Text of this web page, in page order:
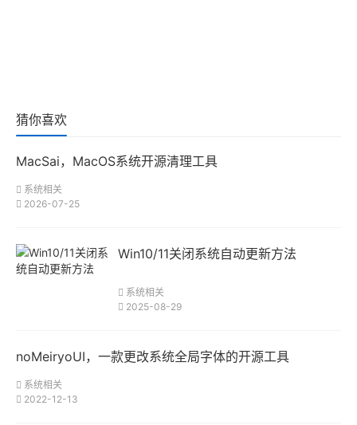
猜你喜欢
MacSai，MacOS系统开源清理工具
系统相关
2026-07-25
Win10/11关闭系统自动更新方法
系统相关
2025-08-29
noMeiryoUI，一款更改系统全局字体的开源工具
系统相关
2022-12-13